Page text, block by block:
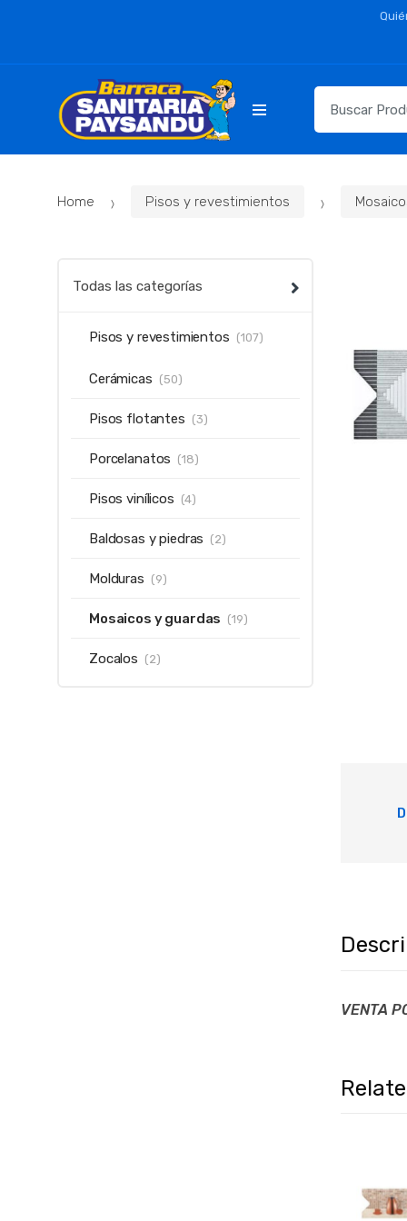
para:
Home Pisos y revestimientos
VENTA
Todas las categorías
Pisos y revestimientos (107)
Cerámicas (50)
Pisos flotantes (3)
Porcelanatos (18)
Pisos vinílicos (4)
Baldosas y piedras (2)
Molduras (9)
Mosaicos y guardas (19)
Zocalos (2)